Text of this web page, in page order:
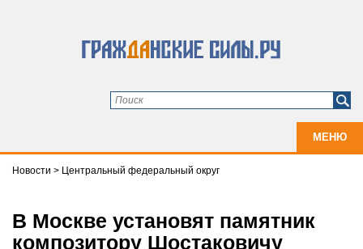
МЕНЮ
Новости > Центральный федеральный округ
В Москве установят памятник
композитору Шостаковичу